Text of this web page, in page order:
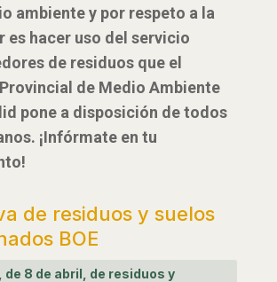
ambiente y por respeto a la
es hacer uso del servicio
de residuos que el
de Medio Ambiente
pone a disposición de todos
¡Infórmate en tu
de residuos y suelos
BOE
de 8 de abril, de residuos y